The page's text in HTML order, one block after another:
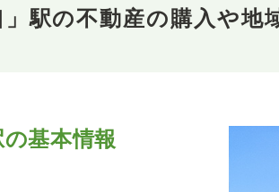
駅の不動産の購入や地
基本情報